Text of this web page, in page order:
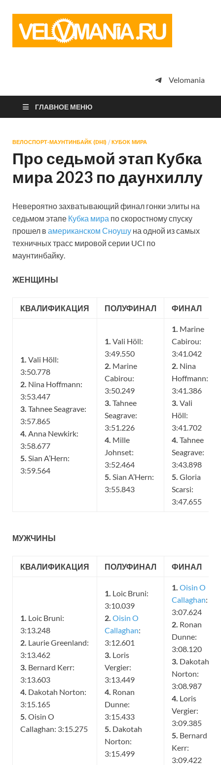
просто
Velomania
ГЛАВНОЕ МЕНЮ
ВЕЛОСПОРТ-МАУНТИНБАЙК (DHI) / КУБОК МИРА
Про седьмой этап Кубка
мира 2023 по даунхиллу
Невероятно захватывающий финал гонки элиты на
седьмом этапе Кубка мира по скоростному спуску
прошел в американском Сноушу на одной из самых
техничных трасс мировой серии UCI по
маунтинбайку.
ЖЕНЩИНЫ
КВАЛИФИКАЦИЯ ПОЛУФИНАЛ ФИНАЛ
1. Vali Höll:
3:50.778
2. Nina Hoffmann:
3:53.447
3. Tahnee Seagrave:
3:57.865
4. Anna Newkirk:
3:58.677
5. Sian A’Hern:
3:59.564
1. Vali Höll:
3:49.550
2. Marine
Cabirou:
3:50.249
3. Tahnee
Seagrave:
3:51.226
4. Mille
Johnset:
3:52.464
5. Sian A’Hern:
3:55.843
1. Marine
Cabirou:
3:41.042
2. Nina
Hoffmann:
3:41.386
3. Vali
Höll:
3:41.702
4. Tahnee
Seagrave:
3:43.898
5. Gloria
Scarsi:
3:47.655
МУЖЧИНЫ
КВАЛИФИКАЦИЯ ПОЛУФИНАЛ ФИНАЛ
1. Loic Bruni:
3:13.248
2. Laurie Greenland:
3:13.462
3. Bernard Kerr:
3:13.603
4. Dakotah Norton:
3:15.165
5. Oisin O
Callaghan: 3:15.275
1. Loic Bruni:
3:10.039
2. Oisin O
Callaghan:
3:12.601
3. Loris
Vergier:
3:13.449
4. Ronan
Dunne:
3:15.433
5. Dakotah
Norton:
3:15.499
1. Oisin O
Callaghan:
3:07.624
2. Ronan
Dunne:
3:08.120
3. Dakotah
Norton:
3:08.987
4. Loris
Vergier:
3:09.385
5. Bernard
Kerr:
3:09.422